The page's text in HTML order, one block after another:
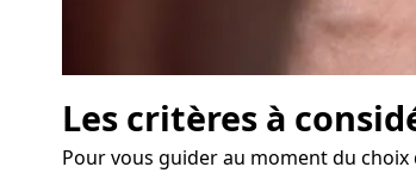
Les critères à
Pour vous guider au moment du